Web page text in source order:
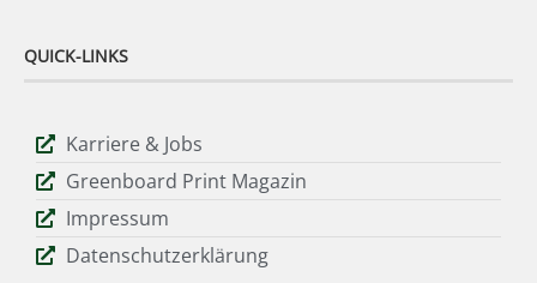
QUICK-LINKS
Karriere & Jobs
Greenboard Print Magazin
Impressum
Datenschutzerklärung